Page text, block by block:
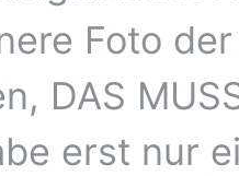
Foto
DAS
erst nur